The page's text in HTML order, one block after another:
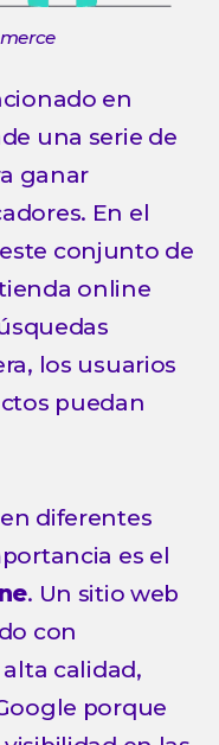
en
una serie de
ganar
En el
conjunto de
online
los usuarios
puedan
diferentes
es el
. Un sitio web
con
calidad,
porque